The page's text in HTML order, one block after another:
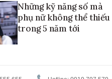
Những kỹ năng số mà
phụ nữ không thể thiếu
trong 5 năm tới